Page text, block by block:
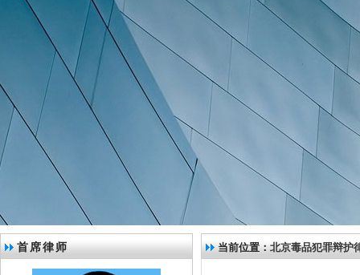
首席律师 当前位置：北京毒品犯罪辩护